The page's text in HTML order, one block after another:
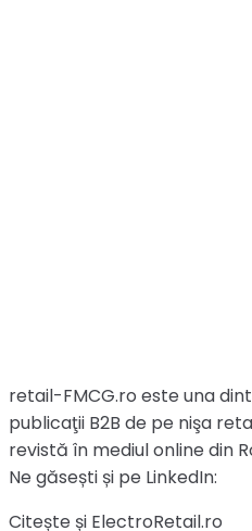
retail-FMCG.ro este una
publicaţii B2B de pe nişa
revistă în mediul online din
Ne găsești și pe LinkedIn:
Citește și ElectroRetail.ro